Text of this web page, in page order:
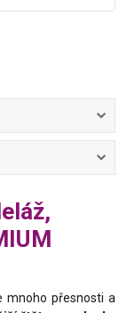
mnoho přesnosti a